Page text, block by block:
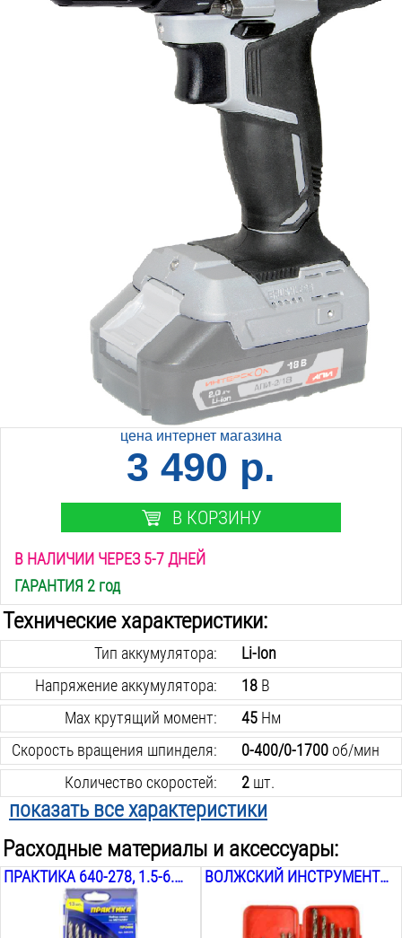
цена интернет магазина
3 490 р.
В КОРЗИНУ
В НАЛИЧИИ ЧЕРЕЗ 5-7 ДНЕЙ
ГАРАНТИЯ 2 год
Технические характеристики:
Тип аккумулятора:
Li-Ion
Напряжение аккумулятора:
18В
Max крутящий момент:
45Нм
Скорость вращения шпинделя:
0-400/0-1700об/мин
Количество скоростей:
2шт.
Max Ø сверления в стали:
13мм
Max Ø сверления в дереве:
36мм
Тип двигателя:
бесщеточный
нет
показать все характеристики
Расходные материалы и аксессуары:
ПРАКТИКА 640-278, 1.5-6.5 ММ ВОЛЖСКИЙ ИНСТРУМЕНТ 2201065 СТАНДАРТНЫЙ №1, 3-8 ММ